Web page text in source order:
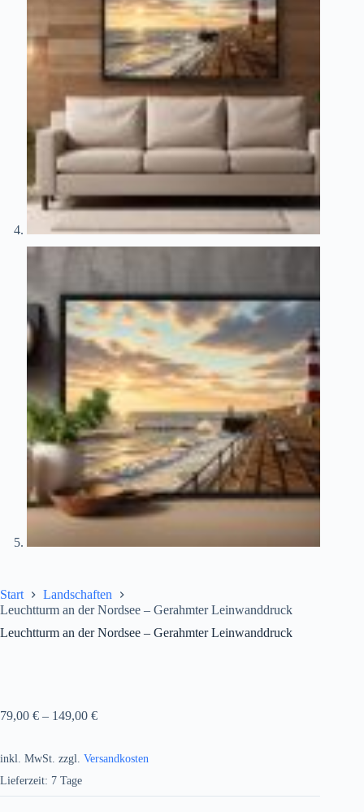
Start
Landschaften
Leuchtturm an der Nordsee – Gerahmter Leinwanddruck
Leuchtturm an der Nordsee – Gerahmter Leinwanddruck
79,00 € – 149,00 €
inkl. MwSt. zzgl. Versandkosten
Lieferzeit: 7 Tage